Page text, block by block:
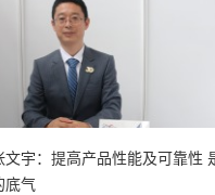
文宇：提高产品性能及可靠性
底气